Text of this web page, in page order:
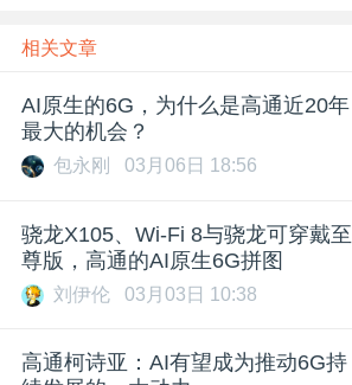
相关文章
AI原生的6G，为什么是高通近20年
最大的机会？
包永刚 03月06日 18:56
骁龙X105、Wi-Fi 8与骁龙可穿戴至
尊版，高通的AI原生6G拼图
刘伊伦 03月03日 10:38
高通柯诗亚：AI有望成为推动6G持